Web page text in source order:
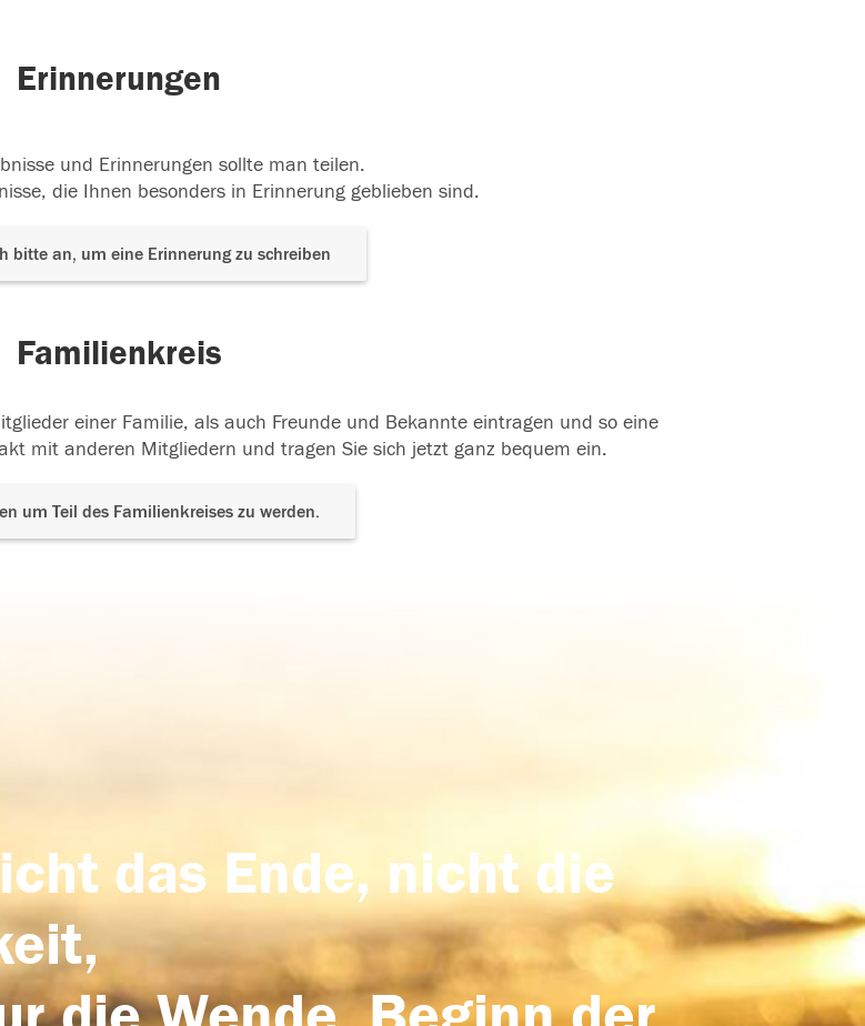
Erinnerungen
und Erinnerungen sollte man teilen.
die Ihnen besonders in Erinnerung geblieben sind.
bitte an, um eine Erinnerung zu schreiben
Familienkreis
einer Familie, als auch Freunde und Bekannte eintragen und so eine
mit anderen Mitgliedern und tragen Sie sich jetzt ganz bequem ein.
um Teil des Familienkreises zu werden.
das Ende, nicht die